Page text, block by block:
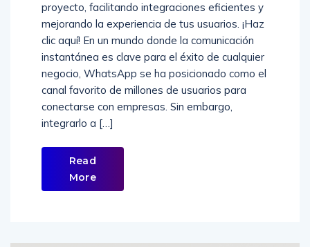
proyecto, facilitando integraciones eficientes y
mejorando la experiencia de tus usuarios. ¡Haz
clic aquí! En un mundo donde la comunicación
instantánea es clave para el éxito de cualquier
negocio, WhatsApp se ha posicionado como el
canal favorito de millones de usuarios para
conectarse con empresas. Sin embargo,
integrarlo a […]
Read
More